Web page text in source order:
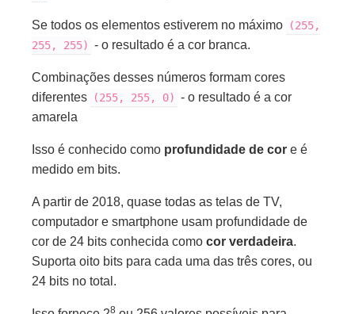
Se todos os elementos estiverem no máximo
(255,
255, 255) - o resultado é a cor branca.
Combinações desses números formam cores
diferentes
(255, 255, 0) - o resultado é a cor
amarela
Isso é conhecido como profundidade de core é
medido em bits.
A partir de 2018, quase todas as telas de TV,
computador e smartphone usam profundidade de
cor de 24 bits conhecida como cor verdadeira.
Suporta oito bits para cada uma das três cores, ou
24 bits no total.
8